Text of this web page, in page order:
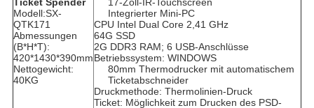
Ticket Spender
Modell:SX-
QTK171
Abmessungen
(B*H*T):
420*1430*390mm
Nettogewicht:
40KG
17-Zoll-IR-Touchscreen
Integrierter Mini-PC
CPU Intel Dual Core 2,41 GHz
64G SSD
2G DDR3 RAM; 6 USB-Anschlüsse
Betriebssystem: WINDOWS
80mm Thermodrucker mit automatischem
Ticketabschneider
Druckmethode: Thermolinien-Druck
Ticket: Möglichkeit zum Drucken des PSD-